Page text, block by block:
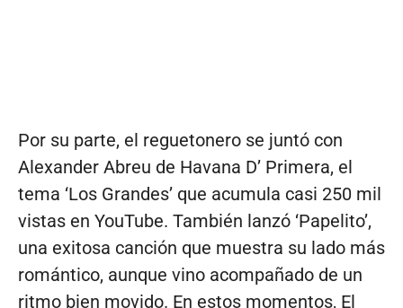
Por su parte, el reguetonero se juntó con
Alexander Abreu de Havana D’ Primera, el
tema ‘Los Grandes’ que acumula casi 250 mil
vistas en YouTube. También lanzó ‘Papelito’,
una exitosa canción que muestra su lado más
romántico, aunque vino acompañado de un
ritmo bien movido. En estos momentos, El